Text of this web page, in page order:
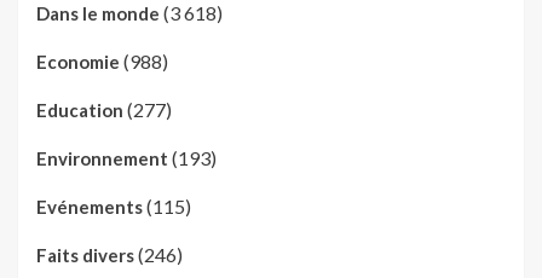
Dans le monde (3 618)
Economie (988)
Education (277)
Environnement (193)
Evénements(115)
Faits divers(246)